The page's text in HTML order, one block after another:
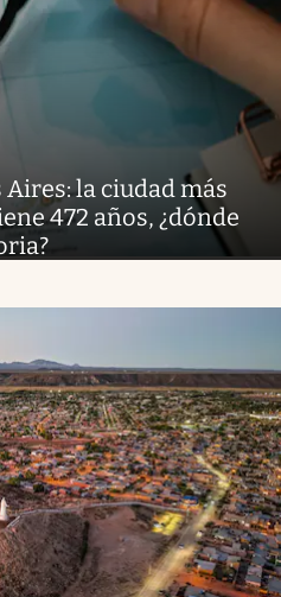
Aires: la ciudad más
472 años, ¿dónde